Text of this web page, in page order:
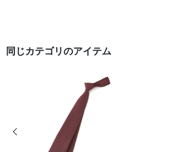
同じカテゴリのアイテム
前の画像